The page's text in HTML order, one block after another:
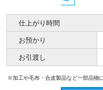
仕上がり時間
お預かり
お引渡し
※加工や毛布・合皮製品など一部品物